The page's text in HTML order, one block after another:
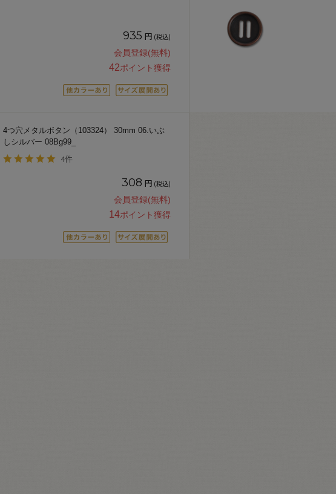
935 円 (税込)
会員登録(無料)
42ポイント獲得
4つ穴メタルボタン（103324） 30mm 06.いぶ
しシルバー 08Bg99_
4件
308 円 (税込)
会員登録(無料)
14ポイント獲得